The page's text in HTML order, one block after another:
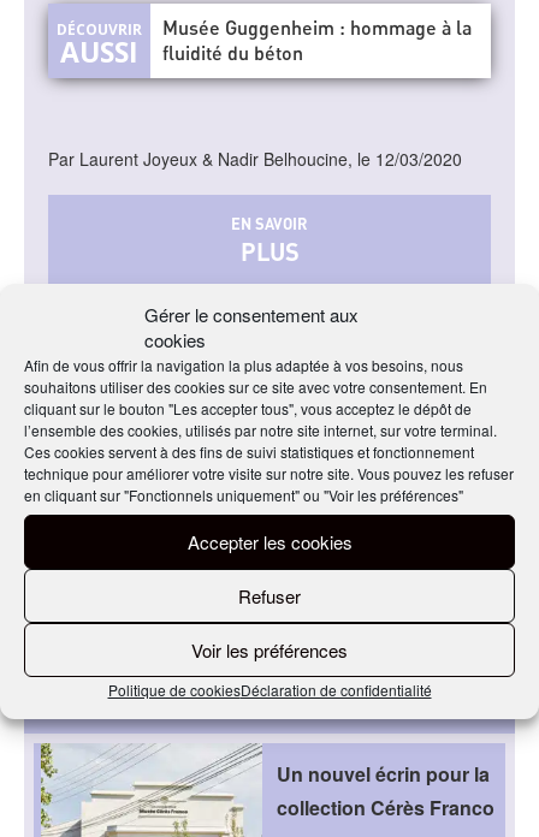
Gérer le consentement aux
cookies
Afin de vous offrir la navigation la plus adaptée à vos besoins, nous
souhaitons utiliser des cookies sur ce site avec votre consentement. En
cliquant sur le bouton "Les accepter tous", vous acceptez le dépôt de
l’ensemble des cookies, utilisés par notre site internet, sur votre terminal.
Ces cookies servent à des fins de suivi statistiques et fonctionnement
technique pour améliorer votre visite sur notre site. Vous pouvez les refuser
en cliquant sur "Fonctionnels uniquement" ou "Voir les préférences"
Accepter les cookies
Refuser
Voir les préférences
Politique de cookiesDéclaration de confidentialité
Musée Guggenheim : hommage à la
fluidité du béton
Par Laurent Joyeux & Nadir Belhoucine, le 12/03/2020
EN SAVOIR
PLUS
Sur l’agence JKMM
Sur Amos Rex museum
PARTAGER CET ARTICLE
Un nouvel écrin pour la
collection Cérès Franco